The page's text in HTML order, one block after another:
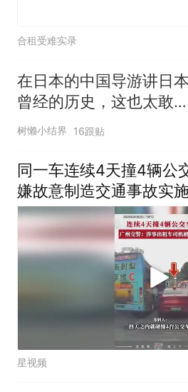
合租受难实录
在日本的中国导游讲日本
曾经的历史，这也太敢说
了
树懒小结界 16跟贴
同一车连续4天撞4辆公
嫌故意制造交通事故实
星视频